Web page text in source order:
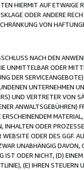
HIERMIT AUF
ODER ANDERE
VON
NACH DEN
UNMITTELBAR ODER
DER
UNTERNEHMEN
UND VERTRETER VON
INHALTEN ODER
ODER DES GGF.
UNABHÄNGIG
IST ODER NICHT, (D)
(E) IHREN